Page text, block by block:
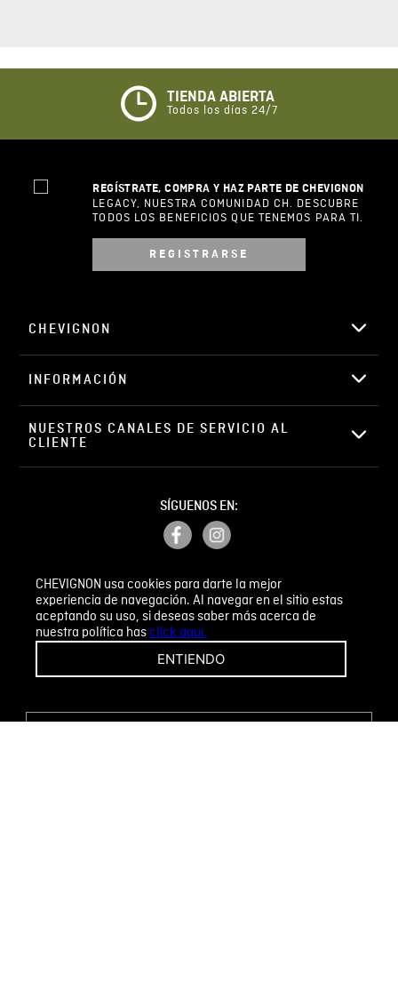
CHEVIGNON usa cookies para darte la mejor
experiencia de navegación. Al navegar en el sitio estas
aceptando su uso, si deseas saber más acerca de
nuestra política hasclick aquí.
ENTIENDO
Califique el producto de 1 a 5 estrellas
★☆ ☆
Su nombre
Correo electrónico
ENVIAR COMENTARIO
TIENDA ABIERTA
Todos los días 24/7
REGÍSTRATE, COMPRA Y HAZ PARTE DE CHEVIGNON
LEGACY, NUESTRA COMUNIDAD CH. DESCUBRE
TODOS LOS BENEFICIOS QUE TENEMOS PARA TI.
REGISTRARSE
CHEVIGNON
INFORMACIÓN
NUESTROS CANALES DE SERVICIO AL
CLIENTE
SÍGUENOS EN:
PETICIONES, QUEJAS Y RECLAMOS
¡CAMBIOS Y DEVOLUCIONES FÁCILES!